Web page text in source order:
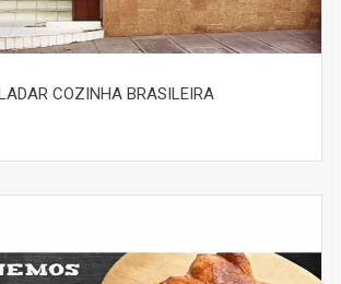
COZINHA BRASILEIRA